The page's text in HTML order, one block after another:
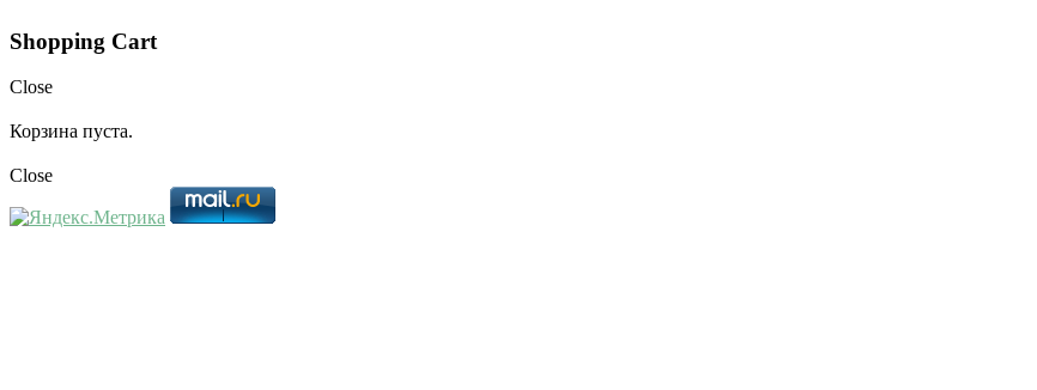
Shopping Cart
Close
Корзина пуста.
Close